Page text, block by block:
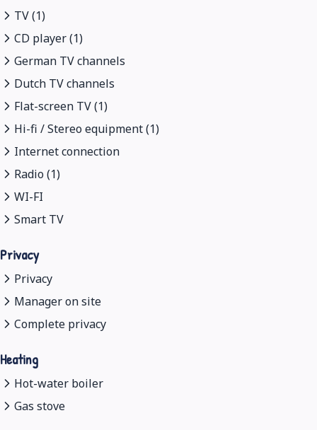
TV (1)
CD player (1)
German TV channels
Dutch TV channels
Flat-screen TV (1)
Hi-fi / Stereo equipment (1)
Internet connection
Radio (1)
WI-FI
Smart TV
Privacy
Privacy
Manager on site
Complete privacy
Heating
Hot-water boiler
Gas stove